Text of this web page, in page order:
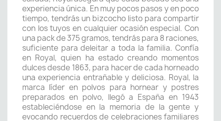
experiencia única. En muy pocos pasos y en poco
tiempo, tendrás un bizcocho listo para compartir
con los tuyos en cualquier ocasión especial. Con
una pack de 375 gramos, tendrás para 8 raciones,
suficiente para deleitar a toda la familia. Confía
en Royal, quien ha estado creando momentos
dulces desde 1863, para hacer de cada horneado
una experiencia entrañable y deliciosa. Royal, la
marca líder en polvos para hornear y postres
preparados en polvo, llegó a España en 1943
estableciéndose en la memoria de la gente y
evocando recuerdos de celebraciones familiares